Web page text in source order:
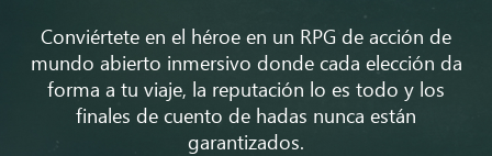
Conviértete en el héroe en un RPG de acción de
mundo abierto inmersivo donde cada elección da
forma a tu viaje, la reputación lo es todo y los
finales de cuento de hadas nunca están
garantizados.